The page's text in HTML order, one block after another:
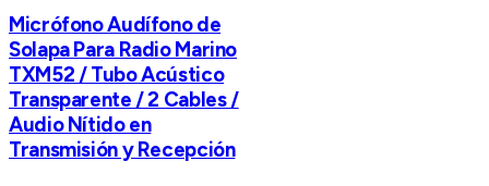
Micrófono Audífono de
Solapa Para Radio Marino
TXM52 / Tubo Acústico
Transparente / 2 Cables /
Audio Nítido en
Transmisión y Recepción